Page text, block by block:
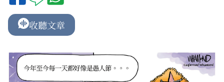
收聽文章